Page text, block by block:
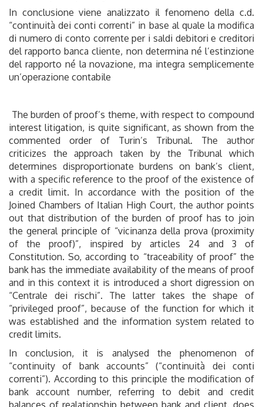
In conclusione viene analizzato il fenomeno della c.d.
“continuità dei conti correnti” in base al quale la modifica
di numero di conto corrente per i saldi debitori e creditori
del rapporto banca cliente, non determina né l’estinzione
del rapporto né la novazione, ma integra semplicemente
un’operazione contabile
The burden of proof’s theme, with respect to compound
interest litigation, is quite significant, as shown from the
commented order of Turin’s Tribunal. The author
criticizes the approach taken by the Tribunal which
determines disproportionate burdens on bank’s client,
with a specific reference to the proof of the existence of
a credit limit. In accordance with the position of the
Joined Chambers of Italian High Court, the author points
out that distribution of the burden of proof has to join
the general principle of “vicinanza della prova (proximity
of the proof)”, inspired by articles 24 and 3 of
Constitution. So, according to “traceability of proof” the
bank has the immediate availability of the means of proof
and in this context it is introduced a short digression on
“Centrale dei rischi”. The latter takes the shape of
“privileged proof”, because of the function for which it
was established and the information system related to
credit limits.
In conclusion, it is analysed the phenomenon of
“continuity of bank accounts” (“continuità dei conti
correnti”). According to this principle the modification of
bank account number, referring to debit and credit
balances of realationship between bank and client, does